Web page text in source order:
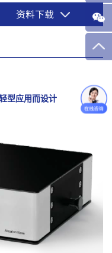
资料下载
型应用而设计